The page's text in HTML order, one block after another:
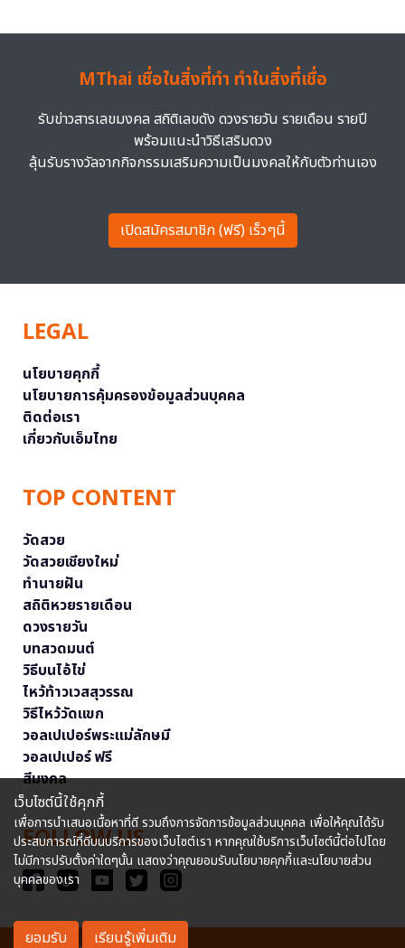
MThai เชื่อในสิ่งที่ทำ ทำในสิ่งที่เชื่อ
รับข่าวสารเลขมงคล สถิติเลขดัง ดวงรายวัน รายเดือน รายปี
พร้อมแนะนำวิธีเสริมดวง
ลุ้นรับรางวัลจากกิจกรรมเสริมความเป็นมงคลให้กับตัวท่านเอง
เปิดสมัครสมาชิก (ฟรี) เร็วๆนี้
LEGAL
นโยบายคุกกี้
นโยบายการคุ้มครองข้อมูลส่วนบุคคล
ติดต่อเรา
เกี่ยวกับเอ็มไทย
TOP CONTENT
วัดสวย
วัดสวยเชียงใหม่
ทำนายฝัน
สถิติหวยรายเดือน
ดวงรายวัน
บทสวดมนต์
วิธีบนไอ้ไข่
ไหว้ท้าวเวสสุวรรณ
วิธีไหว้วัดแขก
วอลเปเปอร์พระแม่ลักษมี
วอลเปเปอร์ ฟรี
สีมงคล
FOLLOW US
เว็บไซต์นี้ใช้คุกกี้
เพื่อการนำเสนอเนื้อหาที่ดี รวมถึงการจัดการข้อมูลส่วนบุคคล เพื่อให้คุณได้รับ
ประสบการณ์ที่ดีบนบริการของเว็บไซต์เรา หากคุณใช้บริการเว็บไซต์นี้ต่อไปโดย
ไม่มีการปรับตั้งค่าใดๆนั้น แสดงว่าคุณยอมรับนโยบายคุกกี้และนโยบายส่วน
บุคคลของเรา
ยอมรับ เรียนรู้เพิ่มเติม